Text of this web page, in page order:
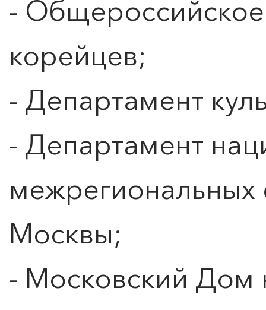
-
корейцев;
- Департамент
- Департамент
межрегиональных
Москвы;
- Московский Дом
0">
ЛЮБОВЬ… Концерт Анны
Берлинской